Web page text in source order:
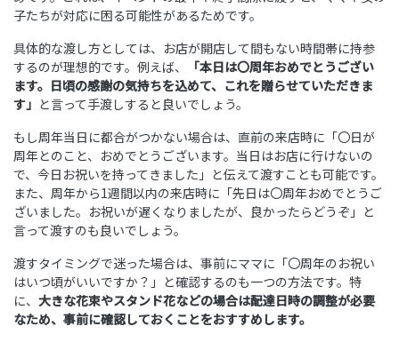
子たちが対応に困る可能性があるためです。
具体的な渡し方としては、お店が開店して間もない時間帯に持参
するのが理想的です。例えば、
「本日は〇周年おめでとうござい
ます。日頃の感謝の気持ちを込めて、これを贈らせていただきま
す」 と言って手渡しすると良いでしょう。
もし周年当日に都合がつかない場合は、直前の来店時に「〇日が
周年とのこと、おめでとうございます。当日はお店に行けないの
で、今日お祝いを持ってきました」と伝えて渡すことも可能です。
また、周年から1週間以内の来店時に「先日は〇周年おめでとうご
ざいました。お祝いが遅くなりましたが、良かったらどうぞ」と
言って渡すのも良いでしょう。
渡すタイミングで迷った場合は、事前にママに「〇周年のお祝い
はいつ頃がいいですか？」と確認するのも一つの方法です。特
に、 大きな花束やスタンド花などの場合は配達日時の調整が必要
なため、事前に確認しておくことをおすすめします。